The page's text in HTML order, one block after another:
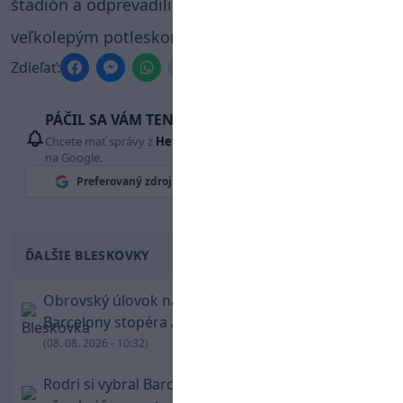
štadión a odprevadili lúčiacu sa legendu
veľkolepým potleskom postojačky.
Zdieľať:
PÁČIL SA VÁM TENTO ČLÁNOK?
Chcete mať správy z Hetrik.sk
na Google.
Preferovaný zdroj
ĎALŠIE BLESKOVKY
Obrovský úlovok na Anfielde: Liverpool získal z
Barcelony stopéra Arauja
(08. 08. 2026 - 10:32)
Rodri si vybral Barcelonu a odmietol Real. Kluby